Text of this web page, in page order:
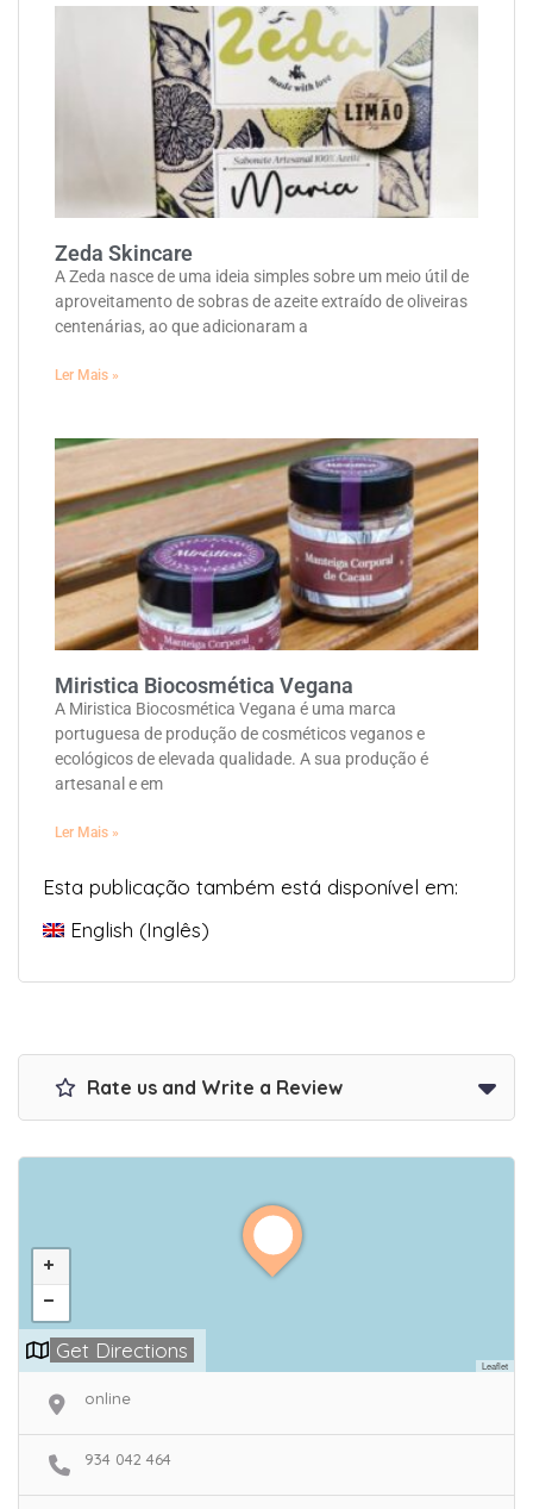
Zeda Skincare
A Zeda nasce de uma ideia simples sobre um meio útil de
aproveitamento de sobras de azeite extraído de oliveiras
centenárias, ao que adicionaram a
Ler Mais »
Miristica Biocosmética Vegana
A Miristica Biocosmética Vegana é uma marca
portuguesa de produção de cosméticos veganos e
ecológicos de elevada qualidade. A sua produção é
artesanal e em
Ler Mais »
Esta publicação também está disponível em:
English (Inglês)
Rate us and Write a Review
Leaflet
Get Directions
online
934 042 464